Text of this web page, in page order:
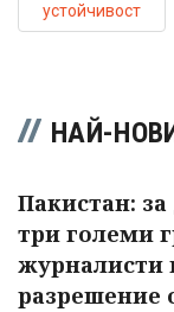
устойчивост
НАЙ-
Пакистан:
три големи
журналисти
разрешение